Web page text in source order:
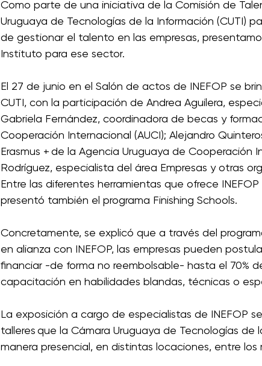
Como parte de una iniciativa de la Comisión de
Uruguaya de Tecnologías de la Información (CUTI)
de gestionar el talento en las empresas,
Instituto para ese sector.
El 27 de junio en el Salón de actos de INEFOP se
CUTI, con la participación de Andrea Aguilera,
Gabriela Fernández, coordinadora de becas y
Cooperación Internacional (AUCI); Alejandro
Erasmus + de la Agencia Uruguaya de Cooperación
Rodríguez, especialista del área Empresas y otras
Entre las diferentes herramientas que ofrece
presentó también el programa Finishing Schools.
Concretamente, se explicó que a través del
en alianza con INEFOP, las empresas pueden
financiar -de forma no reembolsable- hasta el 70%
capacitación en habilidades blandas, técnicas o
La exposición a cargo de especialistas de INEFOP
talleres que la Cámara Uruguaya de Tecnologías de
manera presencial, en distintas locaciones, entre los